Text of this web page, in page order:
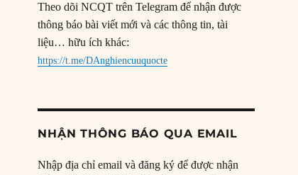
Theo dõi NCQT trên Telegram để nhận được
thông báo bài viết mới và các thông tin, tài
liệu… hữu ích khác:
https://t.me/DAnghiencuuquocte
NHẬN THÔNG BÁO QUA EMAIL
Nhập địa chỉ email và đăng ký để được nhận